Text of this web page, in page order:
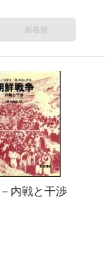
新着順
内戦と干渉